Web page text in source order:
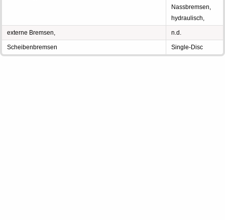
Nassbremsen,
hydraulisch,
externe Bremsen, n.d.
Scheibenbremsen Single-Disc